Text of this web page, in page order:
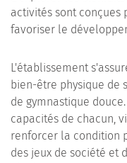
activités sont
favoriser le
L'établissement
bien-être physique de
de gymnastique
capacités de chacun,
renforcer la condition
des jeux de société et